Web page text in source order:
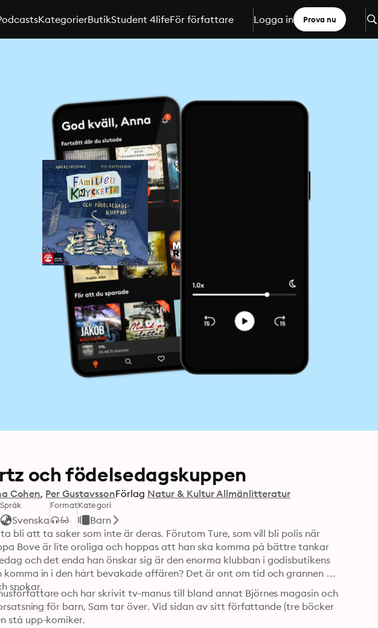
KategorierButikStudent 4lifeFör författare Logga in Prova nu
och födelsedagskuppen
Cohen Per GustavssonFörlag Natur & Kultur Allmänlitteratur
Språk
Svenska
FormatKategori
Barn
bli att ta saker som inte är deras. Förutom Ture, som vill bli polis när
Bove är lite oroliga och hoppas att han ska komma på bättre tankar
och det enda han önskar sig är den enorma klubban i godisbutikens
in i den hårt bevakade affären? Det är ont om tid och grannen
snokar.
och har skrivit tv-manus till bland annat Björnes magasin och
för barn, Sam tar över. Vid sidan av sitt författande (tre böcker
stå upp-komiker.